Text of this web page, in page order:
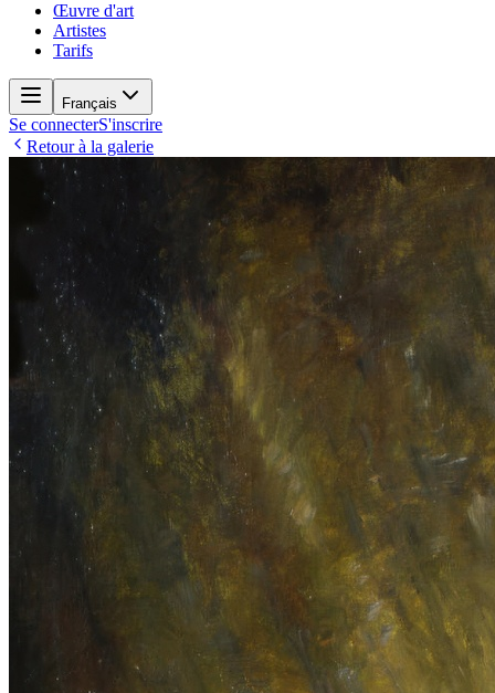
Œuvre d'art
Artistes
Tarifs
Français
Se connecterS'inscrire
Retour à la galerie